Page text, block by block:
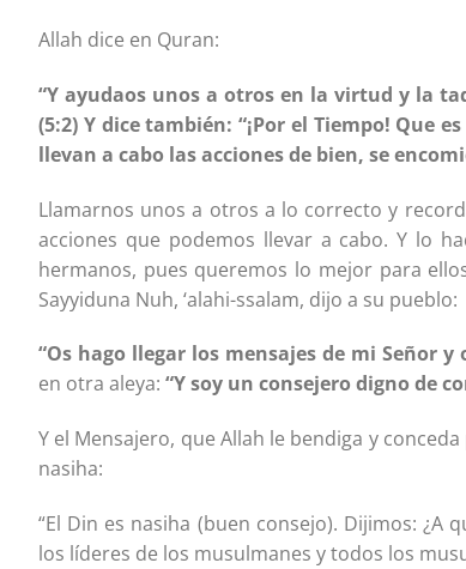
Allah dice en Quran:
“Y ayudaos unos a otros en la virtud y la
(5:2) Y dice también: “¡Por el Tiempo! Que
llevan a cabo las acciones de bien, se
Llamarnos unos a otros a lo correcto y
acciones que podemos llevar a cabo. Y lo
hermanos, pues queremos lo mejor para
Sayyiduna Nuh, ‘alahi-ssalam, dijo a su pueblo:
“Os hago llegar los mensajes de mi Señor
en otra aleya: “Y soy un consejero digno de
Y el Mensajero, que Allah le bendiga y
nasiha:
“El Din es nasiha (buen consejo). Dijimos: ¿A
los líderes de los musulmanes y todos los